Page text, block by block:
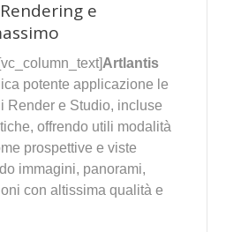
e
Artlantis
potente applicazione le
Render e Studio, incluse
offrendo utili modalità
prospettive e viste
immagini, panorami,
con altissima qualità e